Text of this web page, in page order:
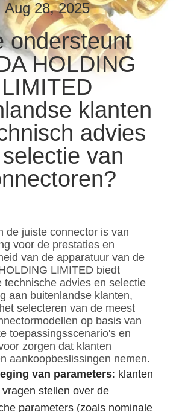
Aug 28, 2025
ondersteunt
HOLDING
LIMITED
klanten
advies
van
de juiste connector is van
voor de prestaties en
van de apparatuur van de
LIMITED biedt
technische advies en selectie
aan buitenlandse klanten,
selecteren van de meest
op basis van
toepassingsscenario's en
zorgen dat klanten
aankoopbeslissingen nemen.
van parameters: klanten
vragen stellen over de
parameters (zoals nominale